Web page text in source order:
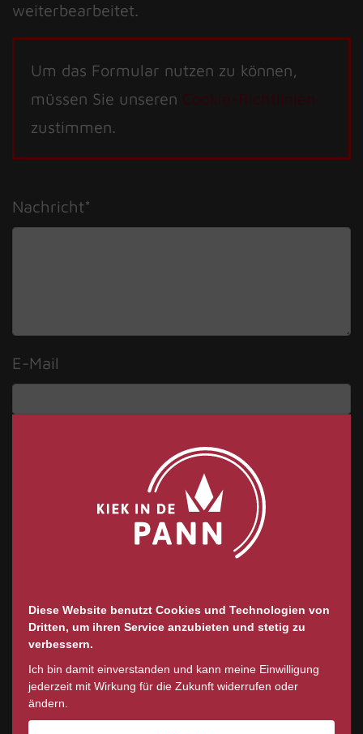
weiterbearbeitet.
Um das Formular nutzen zu können,
müssen Sie unseren Cookie-Richtlinien
zustimmen.
Nachricht*
E-Mail
Die Angabe des Namens ist optional!
und akzeptiere diese.*
Mit * gekennzeichnete Felder sind Pflichtfelder.
Diese Website benutzt Cookies und Technologien von
Dritten, um ihren Service anzubieten und stetig zu
verbessern.
Ich bin damit einverstanden und kann meine Einwilligung
jederzeit mit Wirkung für die Zukunft widerrufen oder
ändern.